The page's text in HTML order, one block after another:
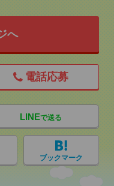
へ
電話応募
LINEで送る
ブックマーク